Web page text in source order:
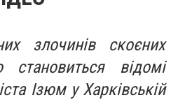
злочинів скоєних
становиться відомі
Ізюм у Харківській